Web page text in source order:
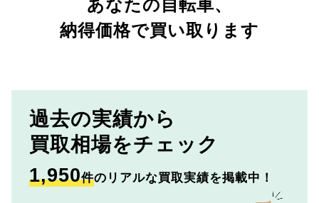
あなたの自転車、
納得価格で買い取ります
過去の実績から
買取相場をチェック
1,950件のリアルな買取実績を掲載中！